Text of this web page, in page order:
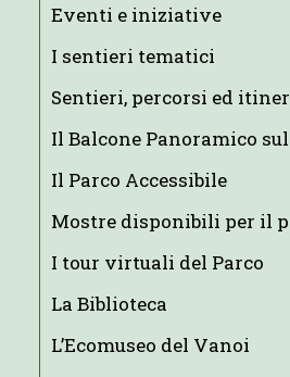
Eventi e iniziative
I sentieri tematici
Sentieri, percorsi ed
Il Balcone Panoramico
Il Parco Accessibile
Mostre disponibili per il
I tour virtuali del Parco
La Biblioteca
L’Ecomuseo del Vanoi